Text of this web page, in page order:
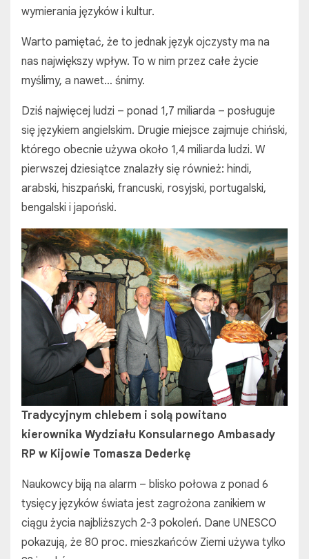
wymierania języków i kultur.
Warto pamiętać, że to jednak język ojczysty ma na
nas największy wpływ. To w nim przez całe życie
myślimy, a nawet… śnimy.
Dziś najwięcej ludzi – ponad 1,7 miliarda – posługuje
się językiem angielskim. Drugie miejsce zajmuje chiński,
którego obecnie używa około 1,4 miliarda ludzi. W
pierwszej dziesiątce znalazły się również: hindi,
arabski, hiszpański, francuski, rosyjski, portugalski,
bengalski i japoński.
Tradycyjnym chlebem i solą powitano
kierownika Wydziału Konsularnego Ambasady
RP w Kijowie Tomasza Dederkę
Naukowcy biją na alarm – blisko połowa z ponad 6
tysięcy języków świata jest zagrożona zanikiem w
ciągu życia najbliższych 2-3 pokoleń. Dane UNESCO
pokazują, że 80 proc. mieszkańców Ziemi używa tylko